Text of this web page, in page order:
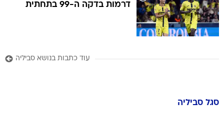
דרמות בדקה ה-99 בתחתית
עוד כתבות בנושא סביליה
סגל סביליה